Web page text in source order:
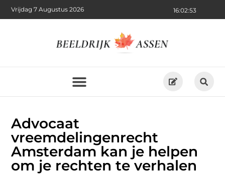
16:02:53
Vrijdag 7 Augustus 2026
Advocaat
vreemdelingenrecht
Amsterdam kan je helpen
om je rechten te verhalen